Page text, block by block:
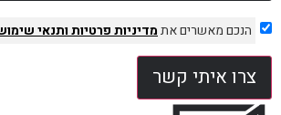
הנכם מאשרים אתמדיניות פרטיותותנאי שימוש
צרו איתי קשר